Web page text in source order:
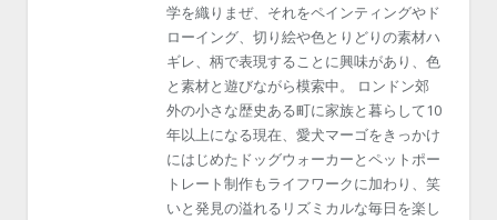
学を織りまぜ、それをペインティングやド
ローイング、切り絵や色とりどりの素材ハ
ギレ、柄で表現することに興味があり、色
と素材と遊びながら模索中。 ロンドン郊
外の小さな歴史ある町に家族と暮らして10
年以上になる現在、愛犬マーゴをきっかけ
にはじめたドッグウォーカーとペットポー
トレート制作もライフワークに加わり、笑
いと発見の溢れるリズミカルな毎日を楽し